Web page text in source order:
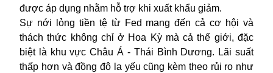
được áp dụng nhằm hỗ trợ khi xuất khẩu giảm.
Sự nới lỏng tiền tệ từ Fed mang đến cả cơ hội và
thách thức không chỉ ở Hoa Kỳ mà cả thế giới, đặc
biệt là khu vực Châu Á - Thái Bình Dương. Lãi suất
thấp hơn và đồng đô la yếu cũng kèm theo rủi ro như